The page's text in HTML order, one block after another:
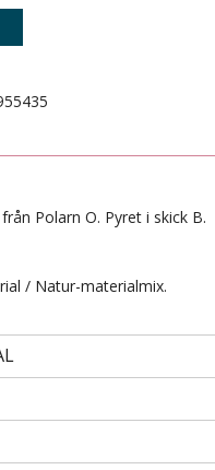
Polarn O. Pyret i skick B.
/ Natur-materialmix.